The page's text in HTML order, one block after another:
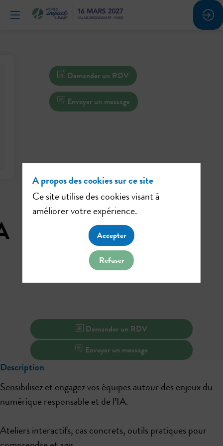
Demander un RDV
Envoyer un message
Demander un RDV
Envoyer un message
Description
Sensibilisez et engagez vos équipes autour des enjeux du
numérique responsable et de l’IA.
Ateliers interactifs, cas concrets, outils pratiques pour
A propos des cookies sur ce site
Ce site utilise des cookies visant à
améliorer votre expérience.
Accepter
Refuser